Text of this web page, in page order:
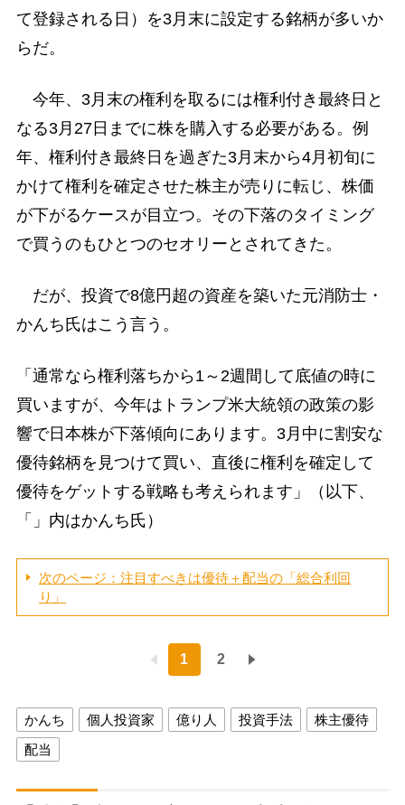
て登録される日）を3月末に設定する銘柄が多いか
らだ。
今年、3月末の権利を取るには権利付き最終日と
なる3月27日までに株を購入する必要がある。例
年、権利付き最終日を過ぎた3月末から4月初旬に
かけて権利を確定させた株主が売りに転じ、株価
が下がるケースが目立つ。その下落のタイミング
で買うのもひとつのセオリーとされてきた。
だが、投資で8億円超の資産を築いた元消防士・
かんち氏はこう言う。
「通常なら権利落ちから1～2週間して底値の時に
買いますが、今年はトランプ米大統領の政策の影
響で日本株が下落傾向にあります。3月中に割安な
優待銘柄を見つけて買い、直後に権利を確定して
優待をゲットする戦略も考えられます」（以下、
「」内はかんち氏）
次のページ：注目すべきは優待＋配当の「総合利回
り」
1 2
かんち 個人投資家 億り人 投資手法
株主優待
配当